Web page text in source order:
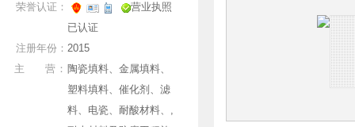
荣誉认证：
营业执照
已认证
注册年份： 2015
主 营： 陶瓷填料、金属填料、
塑料填料、催化剂、滤
料、电瓷、耐酸材料、,